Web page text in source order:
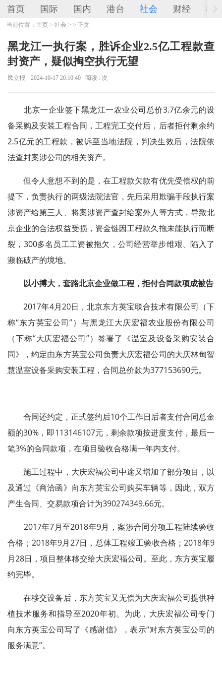
首页 国际 国内 港台 社会 财经 教
当前位置： 主页 >社会 > > 正文
黑龙江一执行案，胜诉企业2.5亿工程款查
封资产，疑似掏空执行无望
民立报 2024-10-17 20:10:40 阅读 : 次
北京一企业签下黑龙江一农业公司总价3.7亿余元的设
备采购及安装工程合同，工程完工交付后，后者拒付剩余约
2.5亿元的工程款，被诉至当地法院，判决生效后，法院依
法查封案涉公司的相关资产。
但令人意想不到的是，在工程款欠款有优先受偿权的前
提下，负责执行的两级法院法官，先后采用欺骗手段执行案
涉资产给第三人、将案涉资产查封给案外人等方式，导致北
京企业的合法权益受损，资金链因工程款久拖未能执行而断
裂，300多名员工工资被拖欠，公司经营举步维艰、陷入了
濒临破产的境地。
以小搏大，套路北京企业做工程，拒付合同款项成被告
2017年4月20日，北京东方英宝联合技术有限公司（下
称“东方英宝公司”）与黑龙江大庆宏福农业股份有限公司
（下称“大庆宏福公司”）签署了《温室及设备采购安装合
同》，约定由东方英宝公司负责大庆宏福公司的大庆林甸智
慧温室设备采购安装工程，合同总价款为377153690元。
合同还约定，正式签约后10个工作日后者支付合同总金
额的30%，即113146107元，剩余款项按进度支付，最后一
笔3%的合同款项，在项目验收合格满一年内支付。
施工过程中，大庆宏福公司中途又增加了部分项目，以
及通过《商洽函》向东方英宝公司购买车辆等，因此，双方
产生合同、交易款项合计为390274349.66元。
2017年7月至2018年9月，案涉合同分项工程陆续验收
合格；2018年9月27日，总体工程竣工验收合格；2018年9
月28日，项目整体移交给大庆宏福公司。至此，东方英宝履
约完毕。
在移交设备后，东方英宝又无偿为大庆宏福公司提供种
植技术服务和指导至2020年初。为此，大庆宏福公司专门
向东方英宝公司写了《感谢信》，表示“对东方英宝公司的
服务满意”。